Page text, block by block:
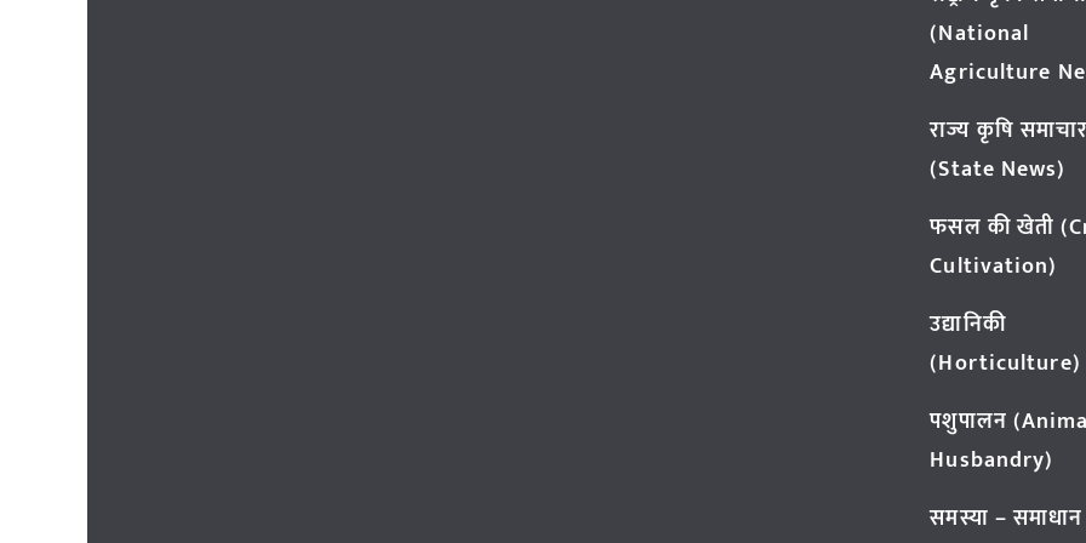
(National
Agriculture
राज्य कृषि समाचार
(State News)
फसल की खेती
Cultivation)
उद्यानिकी
(Horticulture)
पशुपालन
Husbandry)
समस्या – समाधान